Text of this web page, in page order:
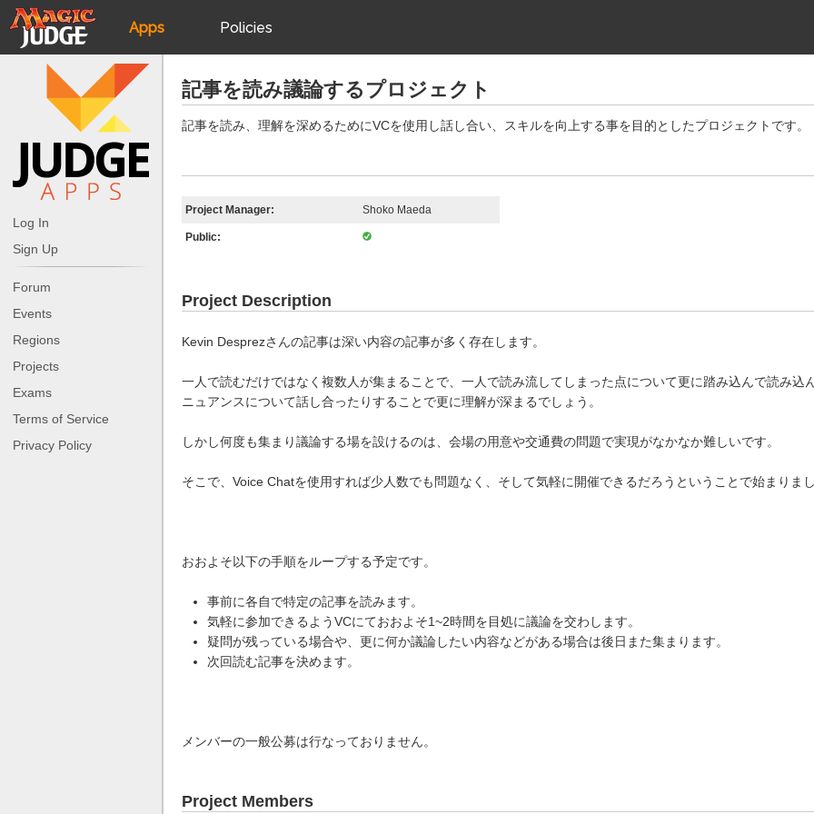
Apps
JudgeApps
Forum
Judges
Policies
JAR
Log In
Sign Up
Forum
Events
Regions
Projects
Exams
Terms of Service
Privacy Policy
記事を読み議論するプロジェクト
記事を読み、理解を深めるためにVCを使用し話し合い、スキルを向上する事を目的としたプロジェクトです。
Project Manager: Shoko Maeda
Public:
Project Description
Kevin Desprezさんの記事は深い内容の記事が多く存在します。
一人で読むだけではなく複数人が集まることで、一人で読み流してしまった点について更に踏み込んで読み
ニュアンスについて話し合ったりすることで更に理解が深まるでしょう。
しかし何度も集まり議論する場を設けるのは、会場の用意や交通費の問題で実現がなかなか難しいです。
そこで、Voice Chatを使用すれば少人数でも問題なく、そして気軽に開催できるだろうということで始まりま
おおよそ以下の手順をループする予定です。
事前に各自で特定の記事を読みます。
気軽に参加できるようVCにておおよそ1~2時間を目処に議論を交わします。
疑問が残っている場合や、更に何か議論したい内容などがある場合は後日また集まります。
次回読む記事を決めます。
メンバーの一般公募は行なっておりません。
Project Members